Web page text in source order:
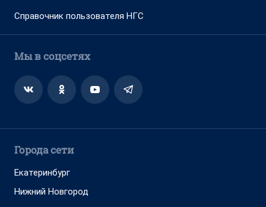
Справочник пользователя НГС
Мы в соцсетях
Города сети
Екатеринбург
Нижний Новгород